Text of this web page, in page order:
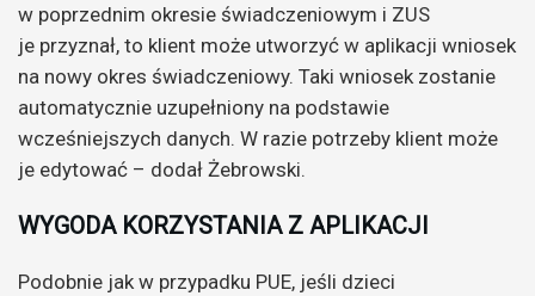
w poprzednim okresie świadczeniowym i ZUS
je przyznał, to klient może utworzyć w aplikacji wniosek
na nowy okres świadczeniowy. Taki wniosek zostanie
automatycznie uzupełniony na podstawie
wcześniejszych danych. W razie potrzeby klient może
je edytować – dodał Żebrowski.
WYGODA KORZYSTANIA Z APLIKACJI
Podobnie jak w przypadku PUE, jeśli dzieci